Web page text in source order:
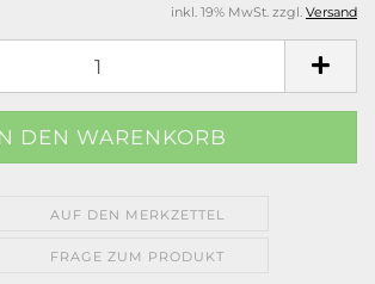
inkl. 19% MwSt. zzgl. Versand
AUF DEN MERKZETTEL
FRAGE ZUM PRODUKT